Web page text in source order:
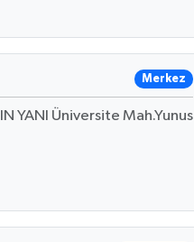
Merkez
YANI Üniversite Mah.Yunus